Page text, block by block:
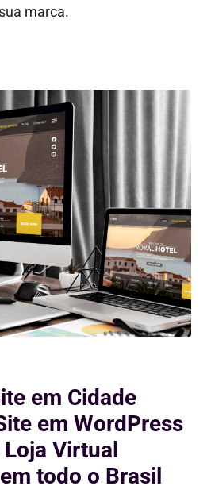
sua marca.
em Cidade
em WordPress
Loja Virtual
todo o Brasil